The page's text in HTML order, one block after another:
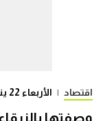
اقتصاد | الأربعاء 22 يناير 2025 - 08:00
وصفتها